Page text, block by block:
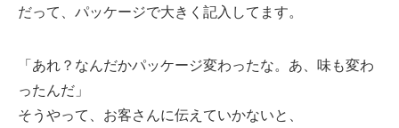
だって、パッケージで大きく記入してます。
「あれ？なんだかパッケージ変わったな。あ、味も変わ
ったんだ」
そうやって、お客さんに伝えていかないと、